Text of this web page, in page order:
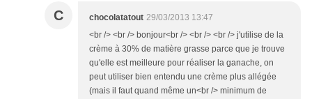
C chocolatatout 29/03/2013 13:47
<br /> <br /> bonjour<br /> <br /> <br /> j'utilise de la
crème à 30% de matière grasse parce que je trouve
qu'elle est meilleure pour réaliser la ganache, on
peut utiliser bien entendu une crème plus allégée
(mais il faut quand même un<br /> minimum de